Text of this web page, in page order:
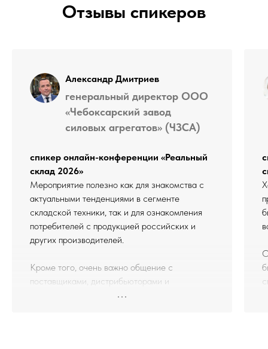
Отзывы спикеров
Александр Дмитриев
генеральный директор ООО
«Чебоксарский завод
силовых агрегатов» (ЧЗСА)
спикер онлайн-конференции «Реальный
склад 2026»
Мероприятие полезно как для знакомства с
актуальными тенденциями в сегменте
складской техники, так и для ознакомления
потребителей с продукцией российских и
других производителей.
Кроме того, очень важно общение с
поставщиками, дистрибьюторами и
пользователями складской техники в